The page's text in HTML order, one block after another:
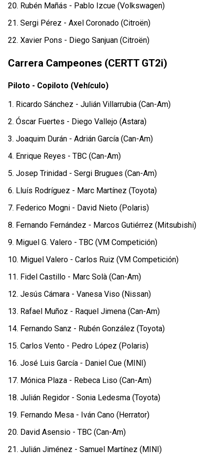
20. Rubén Mañás - Pablo Izcue (Volkswagen)
21. Sergi Pérez - Axel Coronado (Citroën)
22. Xavier Pons - Diego Sanjuan (Citroën)
Carrera Campeones (CERTT GT2i)
Piloto - Copiloto (Vehículo)
1. Ricardo Sánchez - Julián Villarrubia (Can-Am)
2. Óscar Fuertes - Diego Vallejo (Astara)
3. Joaquim Durán - Adrián García (Can-Am)
4. Enrique Reyes - TBC (Can-Am)
5. Josep Trinidad - Sergi Brugues (Can-Am)
6. Lluís Rodríguez - Marc Martínez (Toyota)
7. Federico Mogni - David Nieto (Polaris)
8. Fernando Fernández - Marcos Gutiérrez (Mitsubishi)
9. Miguel G. Valero - TBC (VM Competición)
10. Miguel Valero - Carlos Ruiz (VM Competición)
11. Fidel Castillo - Marc Solà (Can-Am)
12. Jesús Cámara - Vanesa Viso (Nissan)
13. Rafael Muñoz - Raquel Jimena (Can-Am)
14. Fernando Sanz - Rubén González (Toyota)
15. Carlos Vento - Pedro López (Polaris)
16. José Luis García - Daniel Cue (MINI)
17. Mónica Plaza - Rebeca Liso (Can-Am)
18. Julián Regidor - Sonia Ledesma (Toyota)
19. Fernando Mesa - Iván Cano (Herrator)
20. David Asensio - TBC (Can-Am)
21. Julián Jiménez - Samuel Martínez (MINI)